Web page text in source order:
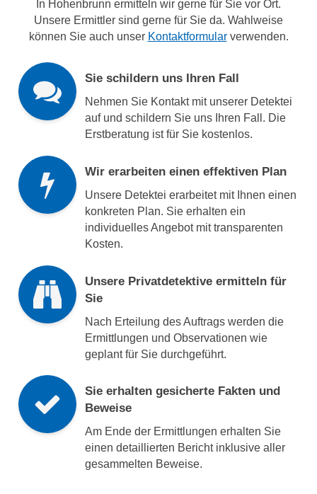
In Hohenbrunn ermitteln wir gerne für Sie vor Ort.
Unsere Ermittler sind gerne für Sie da. Wahlweise
können Sie auch unser Kontaktformularverwenden.
Sie schildern uns Ihren Fall
Nehmen Sie Kontakt mit unserer Detektei
auf und schildern Sie uns Ihren Fall. Die
Erstberatung ist für Sie kostenlos.
Wir erarbeiten einen effektiven Plan
Unsere Detektei erarbeitet mit Ihnen einen
konkreten Plan. Sie erhalten ein
individuelles Angebot mit transparenten
Kosten.
Unsere Privatdetektive ermitteln für
Sie
Nach Erteilung des Auftrags werden die
Ermittlungen und Observationen wie
geplant für Sie durchgeführt.
Sie erhalten gesicherte Fakten und
Beweise
Am Ende der Ermittlungen erhalten Sie
einen detaillierten Bericht inklusive aller
gesammelten Beweise.